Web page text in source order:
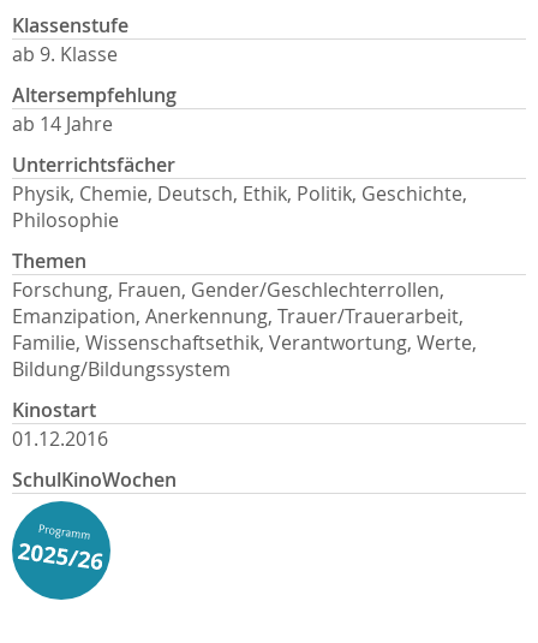
Klassenstufe
ab 9. Klasse
Altersempfehlung
ab 14 Jahre
Unterrichtsfächer
Physik, Chemie, Deutsch, Ethik, Politik, Geschichte,
Philosophie
Themen
Forschung, Frauen, Gender/Geschlechterrollen,
Emanzipation, Anerkennung, Trauer/Trauerarbeit,
Familie, Wissenschaftsethik, Verantwortung, Werte,
Bildung/Bildungssystem
Kinostart
01.12.2016
SchulKinoWochen